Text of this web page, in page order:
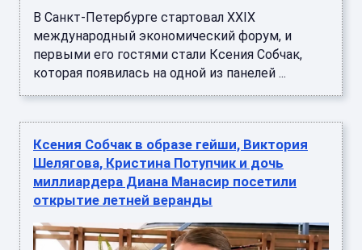
В Санкт-Петербурге стартовал XXIX
международный экономический форум, и
первыми его гостями стали Ксения Собчак,
которая появилась на одной из панелей ...
Ксения Собчак в образе гейши, Виктория
Шелягова, Кристина Потупчик и дочь
миллиардера Диана Манасир посетили
открытие летней веранды